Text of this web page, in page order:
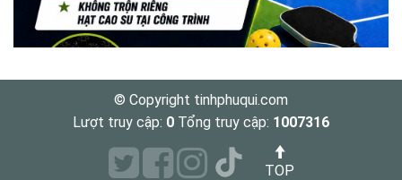
© Copyright tinhphuqui.com
Lượt truy cập: 0 Tổng truy cập: 1007316
TOP